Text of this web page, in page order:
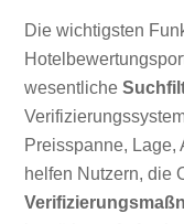
Die wichtigsten
wesentliche
Preisspanne,
helfen Nutzern, die